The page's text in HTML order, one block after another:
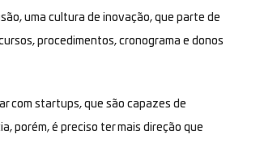
uma cultura de inovação, que parte de
procedimentos, cronograma e donos
com startups, que são capazes de
porém, é preciso ter mais direção que